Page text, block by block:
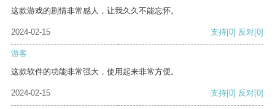
这款游戏的剧情非常感人，让我久久不能忘怀。
2024-02-15 支持[0] 反对[0]
游客
这款软件的功能非常强大，使用起来非常方便。
2024-02-15 支持[0] 反对[0]